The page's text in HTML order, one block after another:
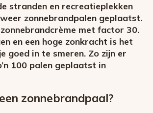
stranden en recreatieplekken
zonnebrandpalen geplaatst.
met factor 30.
en een hoge zonkracht is het
goed in te smeren. Zo zijn er
100 palen geplaatst in
zonnebrandpaal?